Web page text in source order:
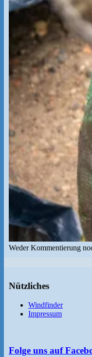
Weder Kommentierung
Nützliches
Windfinder
Impressum
Folge uns auf